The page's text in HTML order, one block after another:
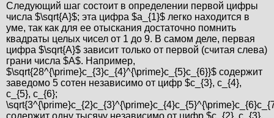
Следующий шаг состоит в определении первой цифры
числа $\sqrt{A}$; эта цифра $a_{1}$ легко находится в
уме, так как для ее отыскания достаточно помнить
квадраты целых чисел от 1 до 9. В самом деле, первая
цифра $\sqrt{A}$ зависит только от первой (считая слева)
грани числа $A$. Например,
$\sqrt{28^{\prime}c_{3}c_{4}^{\prime}c_{5}c_{6}}$ содержит
заведомо 5 сотен независимо от цифр $c_{3}, c_{4},
c_{5}, c_{6};